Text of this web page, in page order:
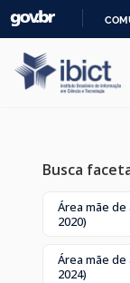
navigation
Busca
Área mãe de
2020)
Área mãe de
2024)